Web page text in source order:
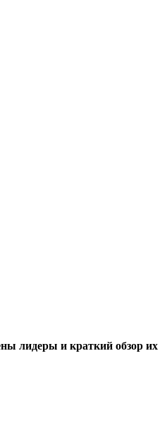
лидеры и краткий обзор их